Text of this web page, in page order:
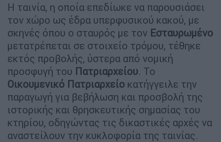
Η ταινία, η οποία επεδίωκε να παρουσιάσει
τον χώρο ως έδρα υπερφυσικού κακού, με
σκηνές όπου ο σταυρός με τον Εσταυρωμένο
μετατρέπεται σε στοιχείο τρόμου, τέθηκε
εκτός προβολής, ύστερα από νομική
προσφυγή του Πατριαρχείου. Το
Οικουμενικό Πατριαρχείο κατήγγειλε την
παραγωγή για βεβήλωση και προσβολή της
ιστορικής και θρησκευτικής σημασίας του
κτηρίου, οδηγώντας τις δικαστικές αρχές να
αναστείλουν την κυκλοφορία της ταινίας.